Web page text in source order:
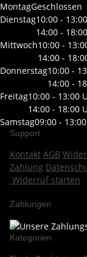
MontagGeschlossen
Dienstag10:00 -
14:00 -
Mittwoch10:00 -
14:00 -
Donnerstag10:00 -
14:00 -
Freitag10:00 - 13:00
14:00 - 18:00
Samstag09:00 -
Support
Kontakt AGB
Zahlung
Widerruf starten
Zahlungen
Kategorien